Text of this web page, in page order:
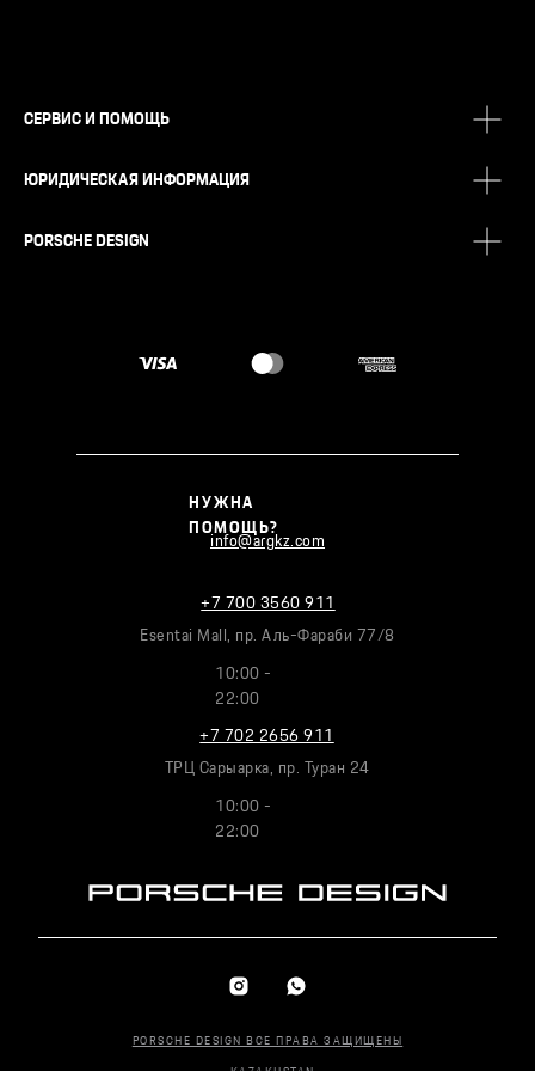
СЕРВИС И ПОМОЩЬ
ЮРИДИЧЕСКАЯ ИНФОРМАЦИЯ
PORSCHE DESIGN
НУЖНА
ПОМОЩЬ?
info@argkz.com
+7 700 3560 911
Esentai Mall, пр. Аль-Фараби 77/8
10:00 -
22:00
PORSCHE DESIGN ВСЕ ПРАВА ЗАЩИЩЕНЫ
KAZAKHSTAN
ТРЦ Сарыарка, пр. Туран 24
10:00 -
22:00
+7 702 2656 911